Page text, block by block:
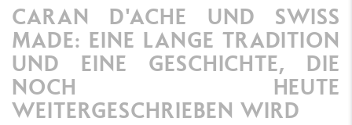
CARAN D'ACHE UND SWISS
MADE: EINE LANGE TRADITION
UND EINE GESCHICHTE, DIE
NOCH HEUTE
WEITERGESCHRIEBEN WIRD